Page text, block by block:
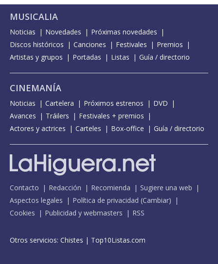
MUSICALIA
Noticias Novedades
Próximas novedades
Discos históricos
Canciones Festivales
Premios
Artistas y grupos
Portadas Listas Guía / directorio
CINEMANÍA
Noticias Cartelera Próximos estrenos
DVD
Avances
Tráilers
Festivales + premios
Actores y actrices
Carteles Box-office Guía / directorio
Contacto Redacción Recomienda
Sugiere una web
Aspectos legales
Política de privacidad (Cambiar)
Cookies
Publicidad y webmasters RSS
Otros servicios: Chistes | Top10Listas.com